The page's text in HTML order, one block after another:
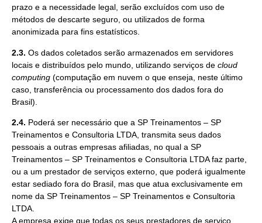
prazo e a necessidade legal, serão excluídos com uso de
métodos de descarte seguro, ou utilizados de forma
anonimizada para fins estatísticos.
2.3. Os dados coletados serão armazenados em servidores
locais e distribuídos pelo mundo, utilizando serviços de cloud
computing (computação em nuvem o que enseja, neste último
caso, transferência ou processamento dos dados fora do
Brasil).
2.4. Poderá ser necessário que a SP Treinamentos – SP
Treinamentos e Consultoria LTDA, transmita seus dados
pessoais a outras empresas afiliadas, no qual a SP
Treinamentos – SP Treinamentos e Consultoria LTDA faz parte,
ou a um prestador de serviços externo, que poderá igualmente
estar sediado fora do Brasil, mas que atua exclusivamente em
nome da SP Treinamentos – SP Treinamentos e Consultoria
LTDA.
A empresa exige que todas os seus prestadores de serviço